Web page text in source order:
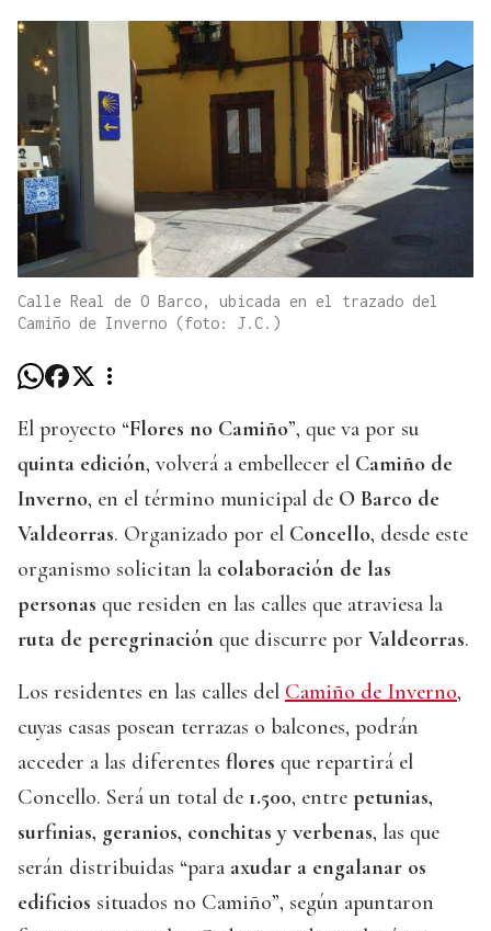
Calle Real de O Barco, ubicada en el trazado del
Camiño de Inverno (foto: J.C.)
El proyecto “Flores no Camiño”, que va por su
quinta edición, volverá a embellecer el Camiño de
Inverno, en el término municipal de O Barco de
Valdeorras. Organizado por el Concello, desde este
organismo solicitan la colaboración de las
personas que residen en las calles que atraviesa la
ruta de peregrinación que discurre por Valdeorras.
Los residentes en las calles del Camiño de Inverno,
cuyas casas posean terrazas o balcones, podrán
acceder a las diferentes flores que repartirá el
Concello. Será un total de 1.500, entre petunias,
surfinias, geranios, conchitas y verbenas, las que
serán distribuidas “para axudar a engalanar os
edificios situados no Camiño”, según apuntaron